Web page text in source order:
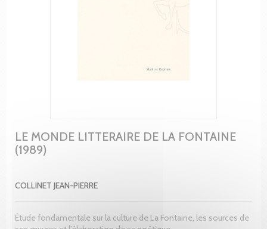
LE MONDE LITTERAIRE DE LA FONTAINE
(1989)
COLLINET JEAN-PIERRE
Étude fondamentale sur la culture de La Fontaine, les sources de